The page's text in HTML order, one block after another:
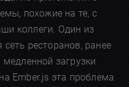
похожие на те, с
коллеги. Один из
ресторанов, ранее
медленной загрузки
Ember.js эта проблема